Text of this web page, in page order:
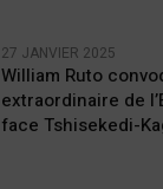
27 JANVIER 2025
William Ruto
extraordinaire de
face Tshisekedi-